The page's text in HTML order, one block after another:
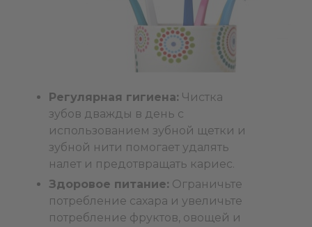
Регулярная гигиена: Чистка
зубов дважды в день с
использованием зубной щетки и
зубной нити помогает удалять
налет и предотвращать кариес.
Здоровое питание: Ограничьте
потребление сахара и увеличьте
потребление фруктов, овощей и